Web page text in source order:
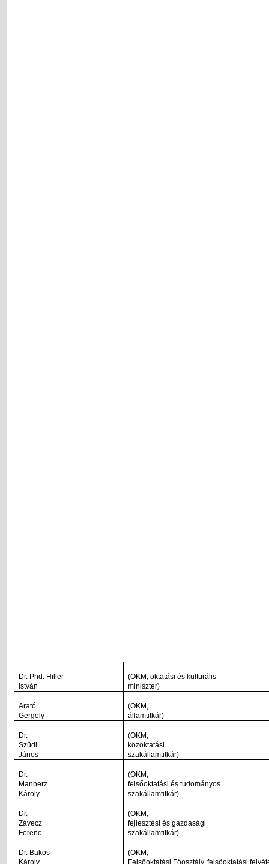
Dr. Phd. Hiller
István
(OKM, oktatási és kulturális
miniszter)
Arató
Gergely
(OKM,
államtitkár)
Dr.
Szüdi
János
(OKM,
közoktatási
szakállamtitkár)
Dr.
Manherz
Károly
(OKM,
felsőoktatási és tudományos
szakállamtitkár)
Dr.
Závecz
Ferenc
(OKM,
fejlesztési és gazdasági
szakállamtitkár)
Dr. Bakos
Károly
(OKM,
Felsőoktatási Főosztály, felsőoktatási